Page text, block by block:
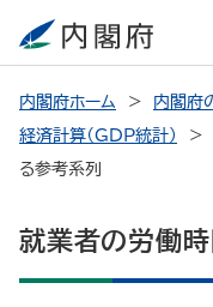
内閣府ホーム 内閣府
経済計算（GDP統計）
る参考系列
就業者の労働